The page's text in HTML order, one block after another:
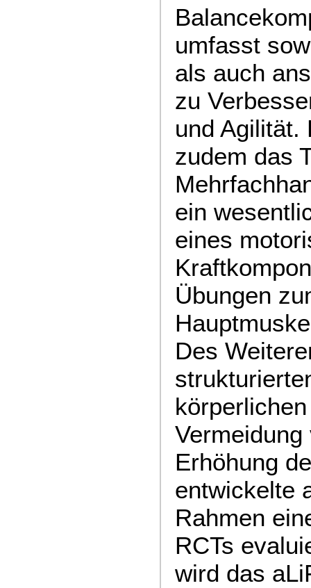
umfasst
als auch
zu
und Agilität.
zudem das
ein
eines
Übungen
Des
Erhöhung
entwickelte
Rahmen
RCTs
wird das